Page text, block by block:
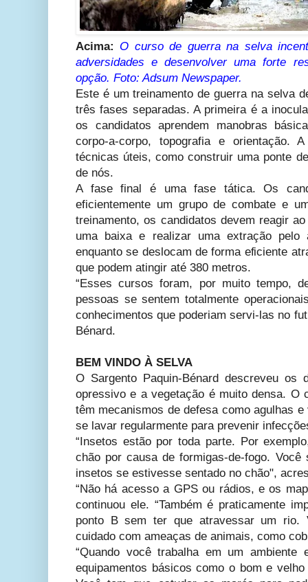
Acima: O curso de guerra na selva
adversidades e desenvolver uma forte
opção. Foto: Adsum Newspaper.
Este é um treinamento de guerra na selva
três fases separadas. A primeira é a
os candidatos aprendem manobras
corpo-a-corpo, topografia e orientação.
técnicas úteis, como construir uma ponte
de nós.
A fase final é uma fase tática. Os
eficientemente um grupo de combate e
treinamento, os candidatos devem reagir
uma baixa e realizar uma extração pelo
enquanto se deslocam de forma eficiente
que podem atingir até 380 metros.
“Esses cursos foram, por muito tempo,
pessoas se sentem totalmente
conhecimentos que poderiam servi-las no
Bénard.
BEM VINDO À SELVA
O Sargento Paquin-Bénard descreveu
opressivo e a vegetação é muito densa. O
têm mecanismos de defesa como agulhas
se lavar regularmente para prevenir
“Insetos estão por toda parte. Por
chão por causa de formigas-de-fogo.
insetos se estivesse sentado no chão",
“Não há acesso a GPS ou rádios, e os
continuou ele. “Também é praticamente
ponto B sem ter que atravessar um rio.
cuidado com ameaças de animais, como
“Quando você trabalha em um
equipamentos básicos como o bom e